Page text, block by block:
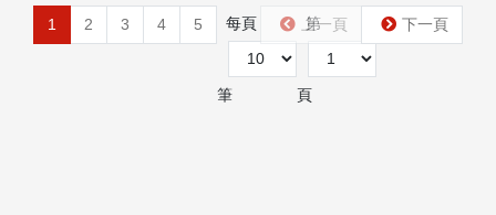
1 2 3 4 5 每頁
筆
第
頁
上一頁 下一頁